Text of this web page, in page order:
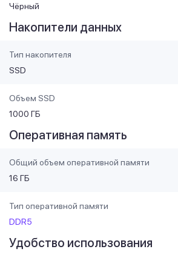
Чёрный
Накопители данных
Тип накопителя
SSD
Объем SSD
1000 ГБ
Оперативная память
Общий объем оперативной памяти
16 ГБ
Тип оперативной памяти
DDR5
Удобство использования